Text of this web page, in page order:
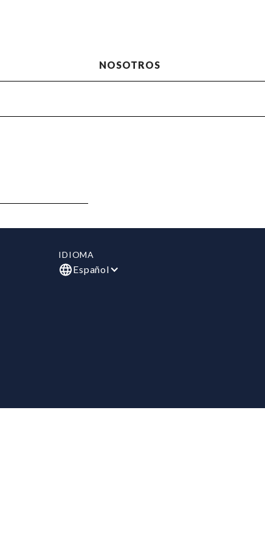
NOSOTROS
IDIOMA
Español